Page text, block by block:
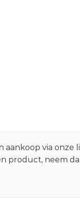
via onze
product, neem